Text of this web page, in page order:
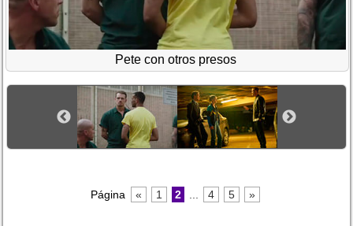
Pete con otros presos
Página « 1 2 4 5 »